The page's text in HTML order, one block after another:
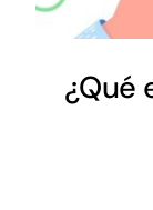
¿Qué